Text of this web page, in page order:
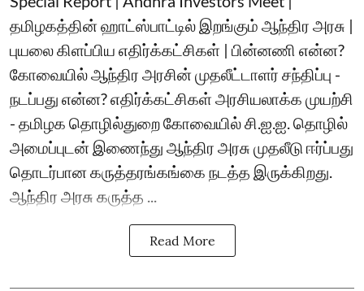
தமிழகத்தின் ஹாட்ஸ்பாட்டில் இறங்கும் ஆந்திர அரசு |
புயலை கிளப்பிய எதிர்க்கட்சிகள் | பின்னணி என்ன?
கோவையில் ஆந்திர அரசின் முதலீட்டாளர் சந்திப்பு -
நடப்பது என்ன? எதிர்க்கட்சிகள் அரசியலாக்க முயற்சி
- தமிழக தொழில்துறை கோவையில் சி.ஐ.ஐ. தொழில்
அமைப்புடன் இணைந்து ஆந்திர அரசு முதலீடு ஈர்ப்பது
தொடர்பான கருத்தரங்கங்கை நடத்த இருக்கிறது.
ஆந்திர அரசு கருத்த ...
Read More